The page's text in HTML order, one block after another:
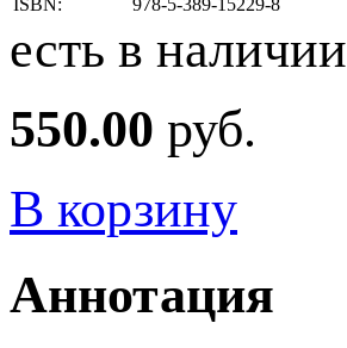
ISBN:
978-5-389-15229-8
есть в наличии
550.00 руб.
В корзину
Аннотация